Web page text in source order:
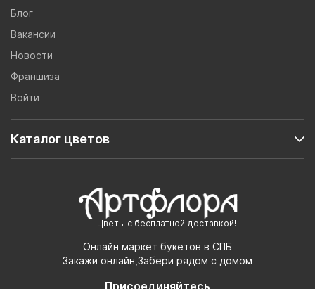
Цветы с бесплатной доставкой!
Онлайн маркет букетов в СПБ
Закажи онлайн,Забери рядом с домом
Блог
Вакансии
Новости
Франшиза
Войти
Каталог цветов